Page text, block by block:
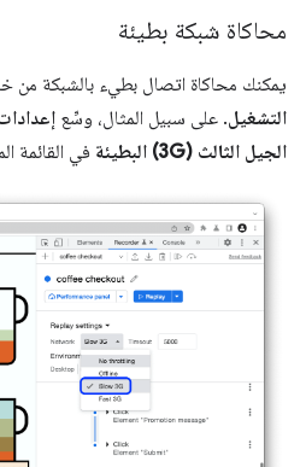
محاكاة شبكة بطيئة
يمكنك محاكاة اتصال بطيء بالشبكة من
التشغيل. على سبيل المثال، وسِّع
الجيل الثالث (3G) البطيئة
في القائمة